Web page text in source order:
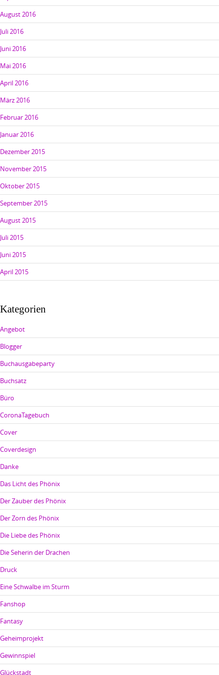
August 2016
Juli 2016
Juni 2016
Mai 2016
April 2016
März 2016
Februar 2016
Januar 2016
Dezember 2015
November 2015
Oktober 2015
September 2015
August 2015
Juli 2015
Juni 2015
April 2015
Kategorien
Angebot
Blogger
Buchausgabeparty
Buchsatz
Büro
CoronaTagebuch
Cover
Coverdesign
Danke
Das Licht des Phönix
Der Zauber des Phönix
Der Zorn des Phönix
Die Liebe des Phönix
Die Seherin der Drachen
Druck
Eine Schwalbe im Sturm
Fanshop
Fantasy
Geheimprojekt
Gewinnspiel
Glückstadt